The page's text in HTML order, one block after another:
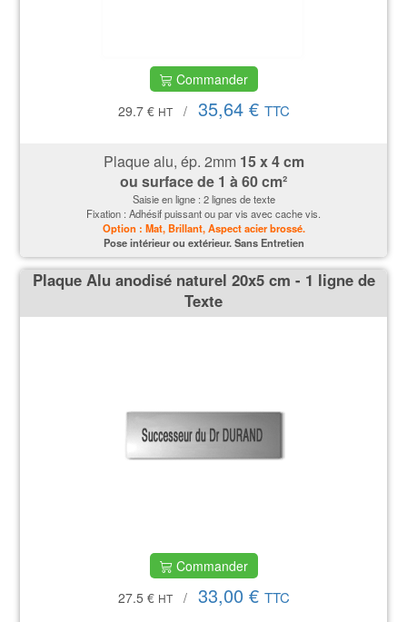
Commander
29.7 € HT / 35,64 € TTC
Plaque alu, ép. 2mm15 x 4 cm
ou surface de 1 à 60 cm²
Saisie en ligne : 2 lignes de texte
Fixation : Adhésif puissant ou par vis avec cache vis.
Option : Mat, Brillant, Aspect acier brossé.
Pose intérieur ou extérieur. Sans Entretien
Plaque Alu anodisé naturel 20x5 cm - 1 ligne de
Texte
Commander
27.5 € HT / 33,00 € TTC